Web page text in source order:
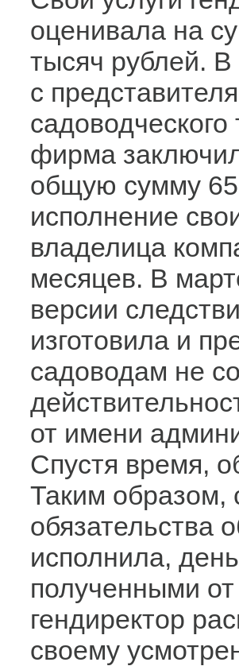
оценивала на
тысяч рублей.
с
фирма
общую сумму
исполнение
владелица
месяцев. В
версии
изготовила и
садоводам не
от имени
Спустя время,
Таким образом,
обязательства
исполнила,
полученными
гендиректор
своему